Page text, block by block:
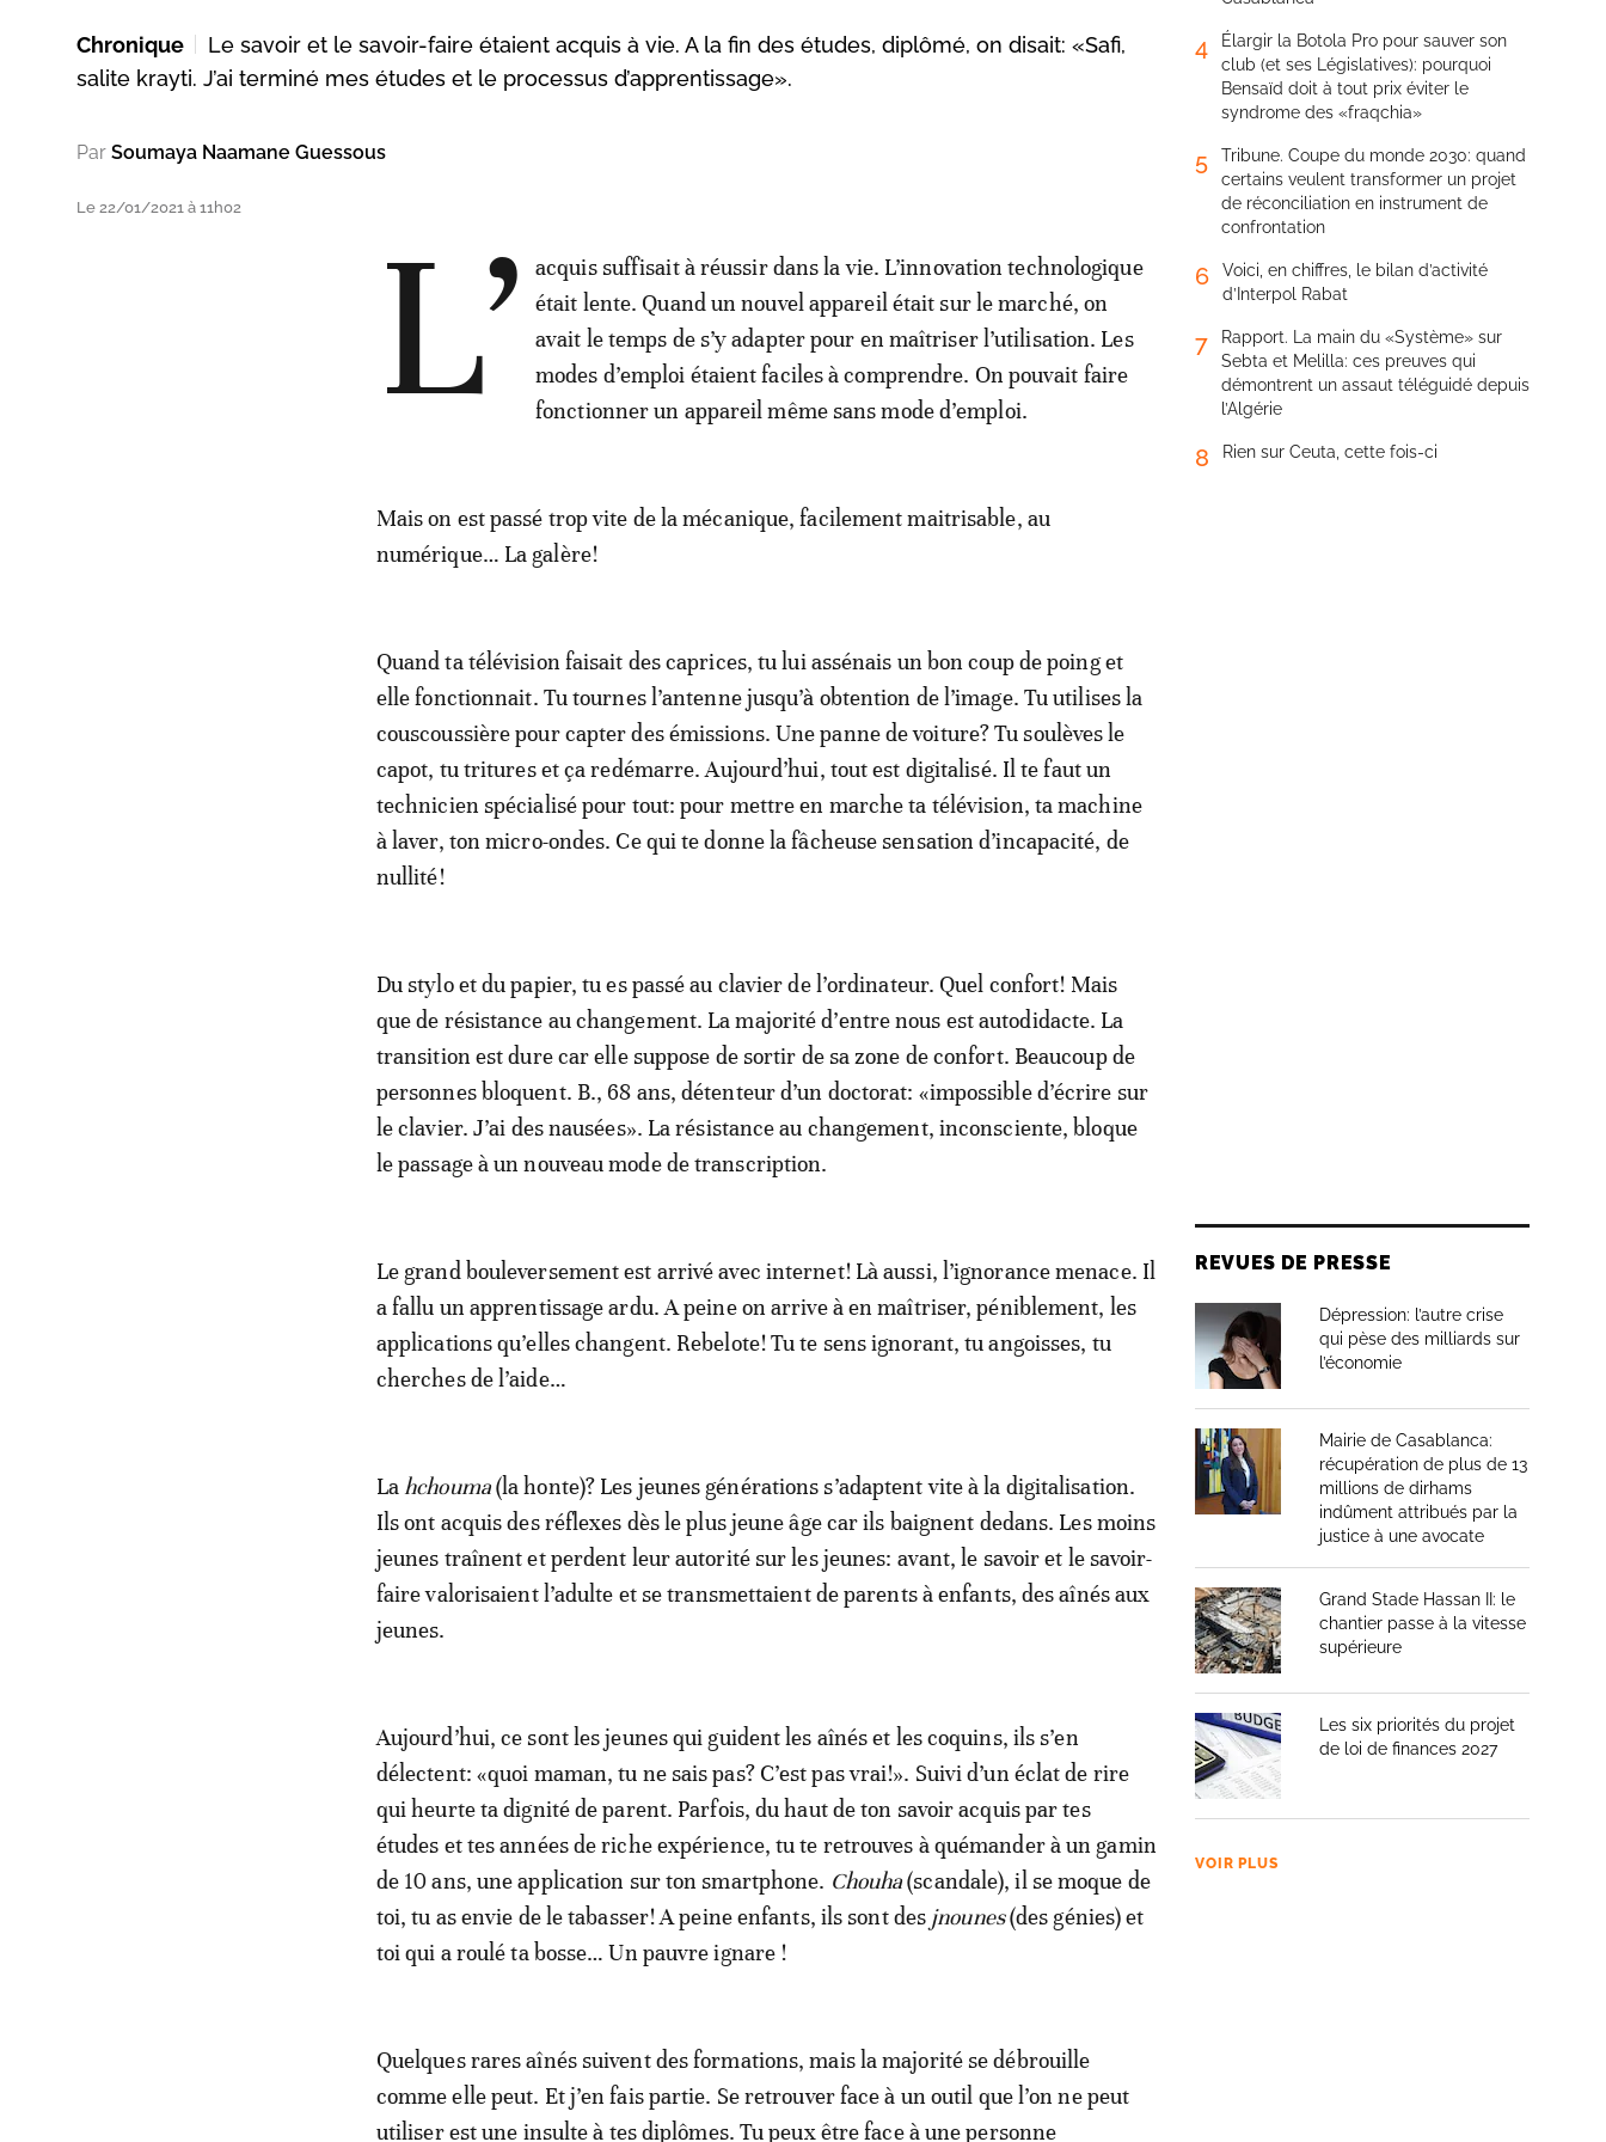
Chronique
Le savoir et le savoir-faire étaient acquis à vie. A la fin des études, diplômé, on disait: «Safi,
salite krayti. J’ai terminé mes études et le processus d’apprentissage».
Par Soumaya Naamane Guessous
Le 22/01/2021 à 11h02 L’
acquis suffisait à réussir dans la vie. L’innovation technologique
était lente. Quand un nouvel appareil était sur le marché, on
avait le temps de s’y adapter pour en maîtriser l’utilisation. Les
modes d’emploi étaient faciles à comprendre. On pouvait faire
fonctionner un appareil même sans mode d’emploi.
Mais on est passé trop vite de la mécanique, facilement maitrisable, au
numérique… La galère!
Quand ta télévision faisait des caprices, tu lui assénais un bon coup de poing et
elle fonctionnait. Tu tournes l’antenne jusqu’à obtention de l’image. Tu utilises la
couscoussière pour capter des émissions. Une panne de voiture? Tu soulèves le
capot, tu tritures et ça redémarre. Aujourd’hui, tout est digitalisé. Il te faut un
technicien spécialisé pour tout: pour mettre en marche ta télévision, ta machine
à laver, ton micro-ondes. Ce qui te donne la fâcheuse sensation d’incapacité, de
nullité!
Du stylo et du papier, tu es passé au clavier de l’ordinateur. Quel confort! Mais
que de résistance au changement. La majorité d’entre nous est autodidacte. La
transition est dure car elle suppose de sortir de sa zone de confort. Beaucoup de
personnes bloquent. B., 68 ans, détenteur d’un doctorat: «impossible d’écrire sur
le clavier. J’ai des nausées». La résistance au changement, inconsciente, bloque
le passage à un nouveau mode de transcription.
Le grand bouleversement est arrivé avec internet! Là aussi, l’ignorance menace. Il
a fallu un apprentissage ardu. A peine on arrive à en maîtriser, péniblement, les
applications qu’elles changent. Rebelote! Tu te sens ignorant, tu angoisses, tu
cherches de l’aide…
La hchouma(la honte)? Les jeunes générations s’adaptent vite à la digitalisation.
Ils ont acquis des réflexes dès le plus jeune âge car ils baignent dedans. Les moins
jeunes traînent et perdent leur autorité sur les jeunes: avant, le savoir et le savoir-
faire valorisaient l’adulte et se transmettaient de parents à enfants, des aînés aux
jeunes.
Aujourd’hui, ce sont les jeunes qui guident les aînés et les coquins, ils s’en
délectent: «quoi maman, tu ne sais pas? C’est pas vrai!». Suivi d’un éclat de rire
qui heurte ta dignité de parent. Parfois, du haut de ton savoir acquis par tes
études et tes années de riche expérience, tu te retrouves à quémander à un gamin
de 10 ans, une application sur ton smartphone. Chouha(scandale), il se moque de
toi, tu as envie de le tabasser! A peine enfants, ils sont des jnounes(des génies) et
toi qui a roulé ta bosse… Un pauvre ignare !
Quelques rares aînés suivent des formations, mais la majorité se débrouille
comme elle peut. Et j’en fais partie. Se retrouver face à un outil que l’on ne peut
utiliser est une insulte à tes diplômes. Tu peux être face à une personne
4
Élargir la Botola Pro pour sauver son
club (et ses Législatives): pourquoi
Bensaïd doit à tout prix éviter le
syndrome des «fraqchia»
5
Tribune. Coupe du monde 2030: quand
certains veulent transformer un projet
de réconciliation en instrument de
confrontation
6
Voici, en chiffres, le bilan d’activité
d’Interpol Rabat
7
Rapport. La main du «Système» sur
Sebta et Melilla: ces preuves qui
démontrent un assaut téléguidé depuis
l’Algérie
8 Rien sur Ceuta, cette fois-ci
REVUES DE PRESSE
Dépression: l’autre crise
qui pèse des milliards sur
l’économie
Mairie de Casablanca:
récupération de plus de 13
millions de dirhams
indûment attribués par la
justice à une avocate
Grand Stade Hassan II: le
chantier passe à la vitesse
supérieure
Les six priorités du projet
de loi de finances 2027
VOIR PLUS